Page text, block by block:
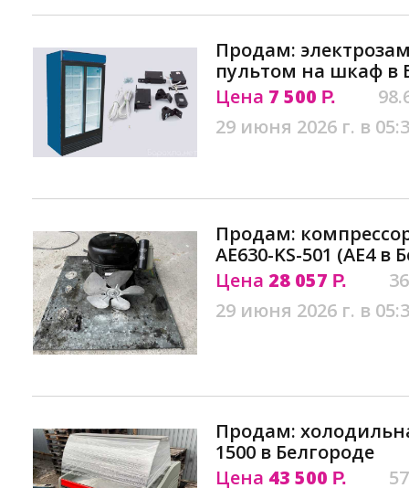
Продам:
пультом на шкаф в
Цена 7 500 Р.
29 июня 2026 г. в
Продам:
AE630-KS-501 (AE4 в
Цена 28 057 Р.
29 июня 2026 г. в
Продам:
1500 в Белгороде
Цена 43 500 Р.